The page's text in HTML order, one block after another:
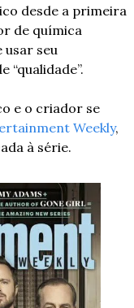
desde a primeira
de química
seu
e o criador se
Weekly,
à série.